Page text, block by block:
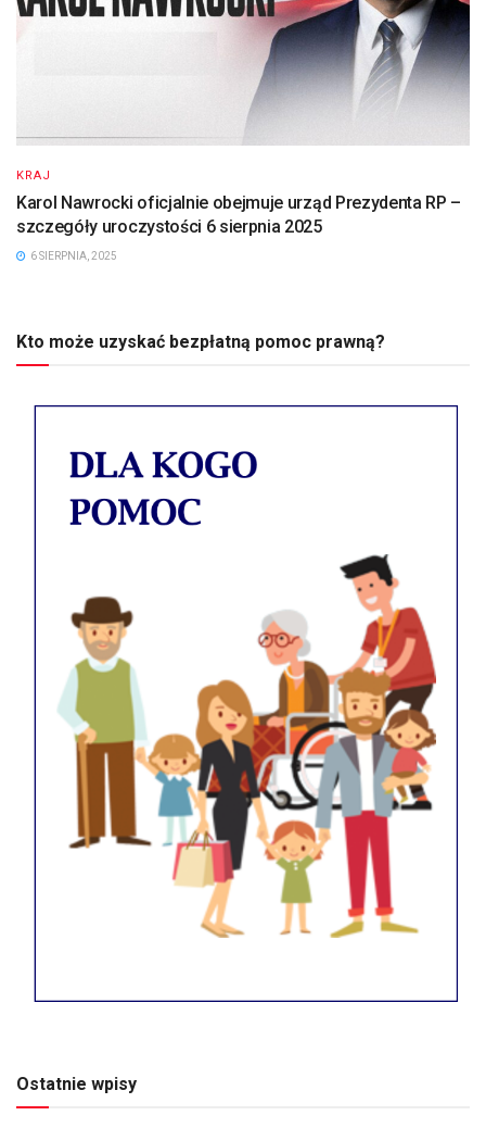
KRAJ
Karol Nawrocki oficjalnie obejmuje urząd Prezydenta RP –
szczegóły uroczystości 6 sierpnia 2025
6 SIERPNIA, 2025
Kto może uzyskać bezpłatną pomoc prawną?
Ostatnie wpisy